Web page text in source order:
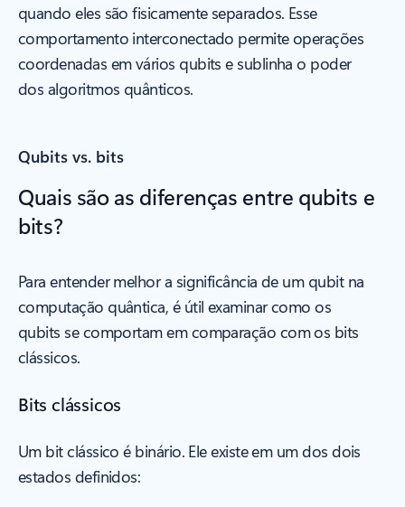
quando eles são fisicamente separados. Esse
comportamento interconectado permite operações
coordenadas em vários qubits e sublinha o poder
dos algoritmos quânticos.
Qubits vs. bits
Quais são as diferenças entre qubits e
bits?
Para entender melhor a significância de um qubit na
computação quântica, é útil examinar como os
qubits se comportam em comparação com os bits
clássicos.
Bits clássicos
Um bit clássico é binário. Ele existe em um dos dois
estados definidos: